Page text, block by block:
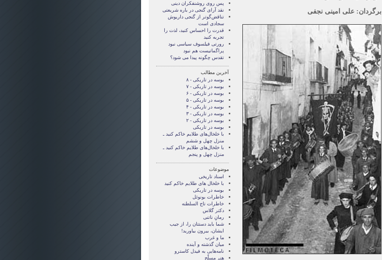
برگردان: علی امینی نجفی
پس روی روشنفکران دینی
نقد آرای گنجی در باره شریعتی
تناقض‌گوتر از گنجی داريوش
سجادی است
قدرت را احساس کنید، لذت را
تجربه کنید
رورتی فيلسوف سياسی نبود
پراگماتيست هم نبود
تقدس چگونه پيدا می شود؟
آخرین مطالب
بوسه در تاریکی - ۸
بوسه در تاریکی - ۷
بوسه در تاریکی - ۶
بوسه در تاریکی - ۵
بوسه در تاریکی - ۴
بوسه در تاریکی - ۳
بوسه در تاریکی - ۲
بوسه در تاریکی
با خلخال‌های طلایم خاکم کنید ـ
منزل چهل و ششم
با خلخال‌های طلایم خاکم کنید ـ
منزل چهل و پنجم
موضوعات
اسناد تاریخی
با خلخال های طلایم خاکم کنید
بوسه در تاریکی
خاطرات بونوئل
خاطرات تاج السلطنه
دکتر گلاس
رمانِ ناتنی
شما بايد دستتان را، از جيب
ايشان، بيرون بياوريد!
ما و غرب
میان گذشته و آینده
نامه‌هایی به فیدل کاسترو
هنر مسلّح